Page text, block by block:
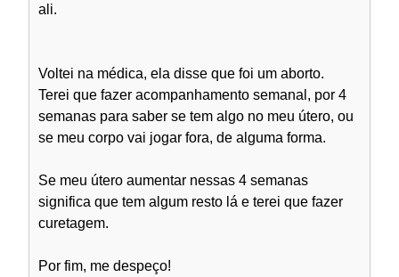
ali.
Voltei na médica, ela disse que foi um aborto.
Terei que fazer acompanhamento semanal, por 4
semanas para saber se tem algo no meu útero, ou
se meu corpo vai jogar fora, de alguma forma.
Se meu útero aumentar nessas 4 semanas
significa que tem algum resto lá e terei que fazer
curetagem.
Por fim, me despeço!